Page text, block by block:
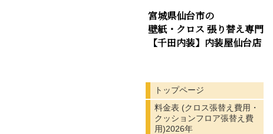
宮城県仙台市の
壁紙・クロス 張り替え専門
【千田内装】内装屋仙台店
トップページ
料金表 (クロス張替え費用・
クッションフロア張替え費
用)2026年